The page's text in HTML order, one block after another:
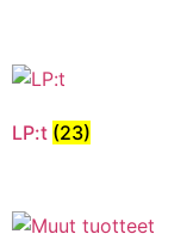
LP:t (23)